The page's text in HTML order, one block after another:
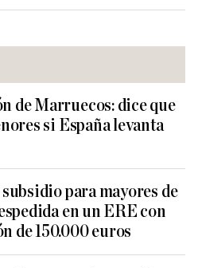
de Marruecos: dice que
si España levanta
para mayores de
en un ERE con
de 150.000 euros